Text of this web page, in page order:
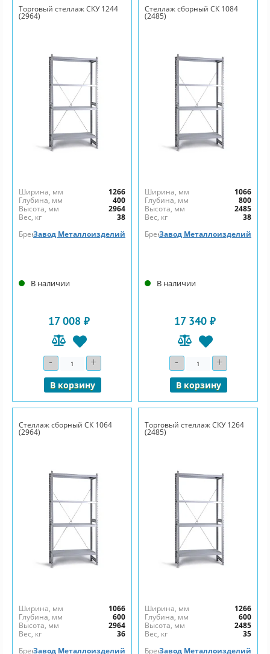
Торговый стеллаж СКУ 1244
(2964)
Ширина, мм
1266
Глубина, мм
400
Высота, мм
2964
Вес, кг
38
БрендЗавод Металлоизделий
В наличии
17 008 ₽
- Количество+
В корзину
Стеллаж сборный СК 1084
(2485)
Ширина, мм
1066
Глубина, мм
800
Высота, мм
2485
Вес, кг
38
БрендЗавод Металлоизделий
В наличии
17 340 ₽
- Количество+
В корзину
Стеллаж сборный СК 1064
(2964)
Ширина, мм
1066
Глубина, мм
600
Высота, мм
2964
Вес, кг
36
БрендЗавод Металлоизделий
Торговый стеллаж СКУ 1264
(2485)
Ширина, мм
1266
Глубина, мм
600
Высота, мм
2485
Вес, кг
35
БрендЗавод Металлоизделий